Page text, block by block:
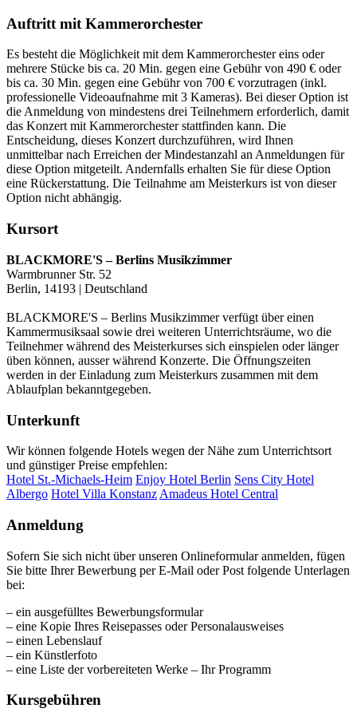
Auftritt mit Kammerorchester
Es besteht die Möglichkeit mit dem Kammerorchester eins oder
mehrere Stücke bis ca. 20 Min. gegen eine Gebühr von 490 € oder
bis ca. 30 Min. gegen eine Gebühr von 700 € vorzutragen (inkl.
professionelle Videoaufnahme mit 3 Kameras). Bei dieser Option ist
die Anmeldung von mindestens drei Teilnehmern erforderlich, damit
das Konzert mit Kammerorchester stattfinden kann. Die
Entscheidung, dieses Konzert durchzuführen, wird Ihnen
unmittelbar nach Erreichen der Mindestanzahl an Anmeldungen für
diese Option mitgeteilt. Andernfalls erhalten Sie für diese Option
eine Rückerstattung. Die Teilnahme am Meisterkurs ist von dieser
Option nicht abhängig.
Kursort
BLACKMORE'S – Berlins Musikzimmer
Warmbrunner Str. 52
Berlin, 14193 | Deutschland
BLACKMORE'S – Berlins Musikzimmer verfügt über einen
Kammermusiksaal sowie drei weiteren Unterrichtsräume, wo die
Teilnehmer während des Meisterkurses sich einspielen oder länger
üben können, ausser während Konzerte. Die Öffnungszeiten
werden in der Einladung zum Meisterkurs zusammen mit dem
Ablaufplan bekanntgegeben.
Unterkunft
Wir können folgende Hotels wegen der Nähe zum Unterrichtsort
und günstiger Preise empfehlen:
Hotel St.-Michaels-Heim Enjoy Hotel Berlin Sens City Hotel
Albergo Hotel Villa Konstanz Amadeus Hotel Central
Anmeldung
Sofern Sie sich nicht über unseren Onlineformular anmelden, fügen
Sie bitte Ihrer Bewerbung per E-Mail oder Post folgende Unterlagen
bei:
– ein ausgefülltes Bewerbungsformular
– eine Kopie Ihres Reisepasses oder Personalausweises
– einen Lebenslauf
– ein Künstlerfoto
– eine Liste der vorbereiteten Werke – Ihr Programm
Kursgebühren